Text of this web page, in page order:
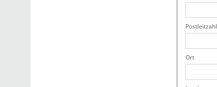
Postleitzahl
Ort